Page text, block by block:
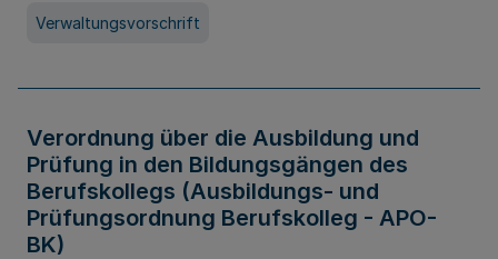
Verwaltungsvorschrift
Verordnung über die Ausbildung und
Prüfung in den Bildungsgängen des
Berufskollegs (Ausbildungs- und
Prüfungsordnung Berufskolleg - APO-
BK)